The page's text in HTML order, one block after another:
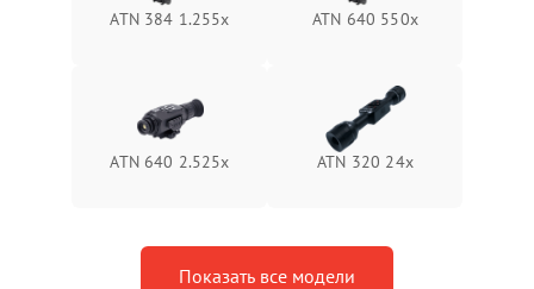
ATN 384 1.255х ATN 640 550x
ATN 640 2.525x ATN 320 24x
Показать все модели